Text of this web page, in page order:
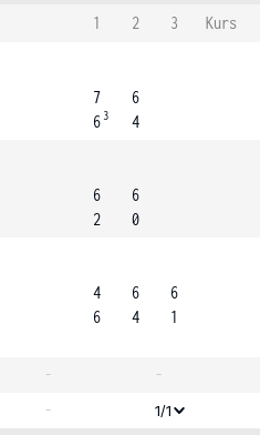
1 2 3
Kurs
7
6 3
6
4
6
2
6
0
4
6
6
4
6
1
- -
- 1/1